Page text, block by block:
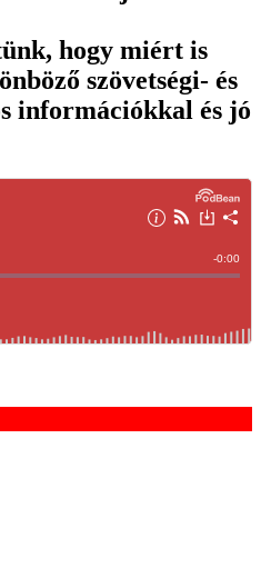
hogy miért is
szövetségi- és
információkkal és jó